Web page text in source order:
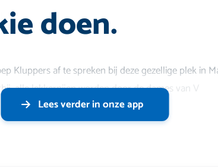
doen.
Kluppers af te spreken bij deze gezellige plek in
alle lekkernijen worden door de dames van V
Lees verder in onze app